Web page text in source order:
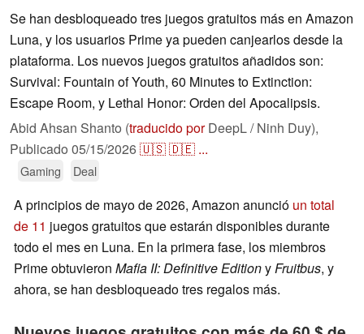
Se han desbloqueado tres juegos gratuitos más en Amazon
Luna, y los usuarios Prime ya pueden canjearlos desde la
plataforma. Los nuevos juegos gratuitos añadidos son:
Survival: Fountain of Youth, 60 Minutes to Extinction:
Escape Room, y Lethal Honor: Orden del Apocalipsis.
Abid Ahsan Shanto (traducido porDeepL / Ninh Duy),
Publicado 05/15/2026🇺🇸🇩🇪 ...
Gaming Deal
A principios de mayo de 2026, Amazon anunció un total
de 11 juegos gratuitos que estarán disponibles durante
todo el mes en Luna. En la primera fase, los miembros
Prime obtuvieron Mafia II: Definitive EditionyFruitbus, y
ahora, se han desbloqueado tres regalos más.